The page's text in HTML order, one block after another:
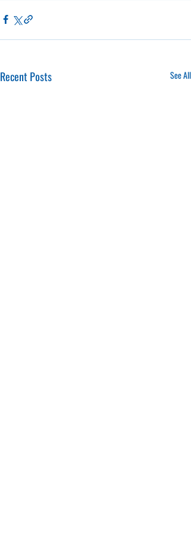
Recent Posts See All